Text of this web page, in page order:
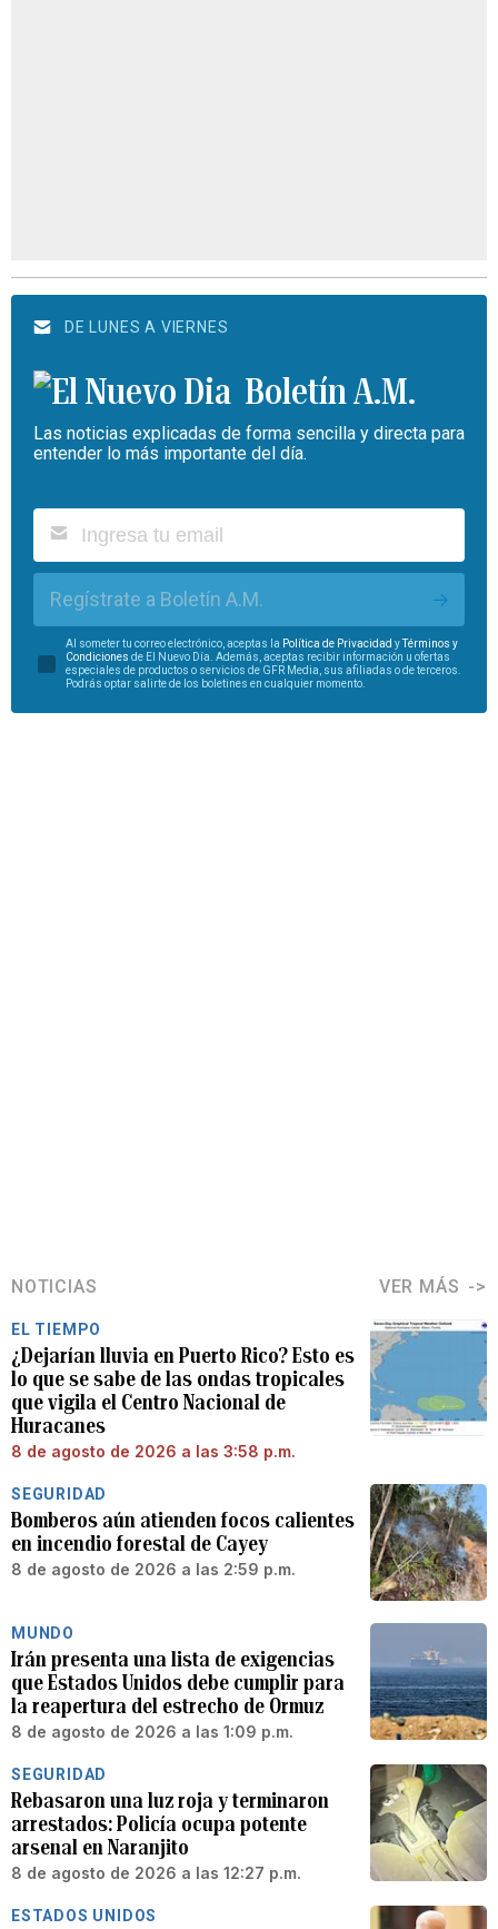
DE LUNES A VIERNES
Boletín A.M.
Las noticias explicadas de forma sencilla y directa para
entender lo más importante del día.
Regístrate a Boletín A.M.
Al someter tu correo electrónico, aceptas la Política de Privacidad yTérminos y
Condiciones de El Nuevo Día. Además, aceptas recibir información u ofertas
especiales de productos o servicios de GFR Media, sus afiliadas o de terceros.
Podrás optar salirte de los boletines en cualquier momento.
NOTICIAS VER MÁS
EL TIEMPO
¿Dejarían lluvia en Puerto Rico? Esto es
lo que se sabe de las ondas tropicales
que vigila el Centro Nacional de
Huracanes
8 de agosto de 2026 a las 3:58 p.m.
SEGURIDAD
Bomberos aún atienden focos calientes
en incendio forestal de Cayey
8 de agosto de 2026 a las 2:59 p.m.
MUNDO
Irán presenta una lista de exigencias
que Estados Unidos debe cumplir para
la reapertura del estrecho de Ormuz
8 de agosto de 2026 a las 1:09 p.m.
SEGURIDAD
Rebasaron una luz roja y terminaron
arrestados: Policía ocupa potente
arsenal en Naranjito
8 de agosto de 2026 a las 12:27 p.m.
ESTADOS UNIDOS